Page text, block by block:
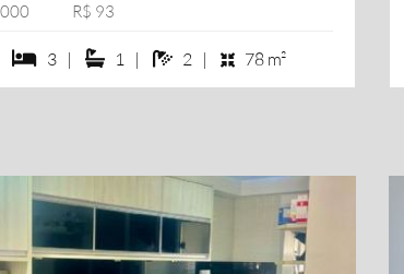
R$ 93
na garagem
3 dormiórios
3 | 1 suítes
1 | 2 banheiros
2 | 78 m²